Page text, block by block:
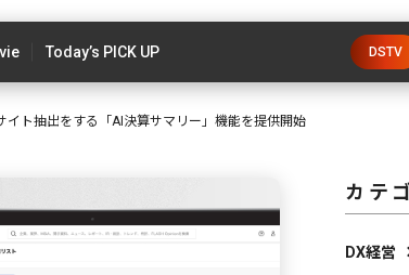
Today’s PICK UP DSTV
イト抽出をする「AI決算サマリー」機能を提供開始
カテ
DX経営